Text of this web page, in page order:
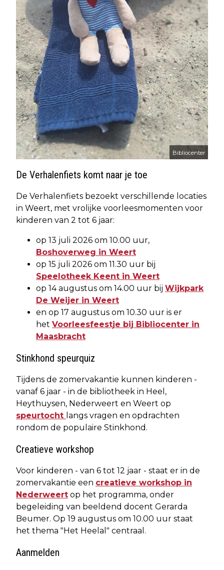
Bibliocenter
De Verhalenfiets komt naar je toe
De Verhalenfiets bezoekt verschillende locaties
in Weert, met vrolijke voorleesmomenten voor
kinderen van 2 tot 6 jaar:
op 13 juli 2026 om 10.00 uur,
Boshoverweg in Weert
op 15 juli 2026 om 11.30 uur bij
Speelotheek Keent in Weert
op 14 augustus om 14.00 uur bij Wijkpark
De Weijer in Weert
en op 17 augustus om 10.30 uur is er
het Voorleesfeestje bij Bibliocenter in
Maasbracht
Stinkhond speurquiz
Tijdens de zomervakantie kunnen kinderen -
vanaf 6 jaar - in de bibliotheek in Heel,
Heythuysen, Nederweert en Weert op
speurtocht langs vragen en opdrachten
rondom de populaire Stinkhond.
Creatieve workshop
Voor kinderen - van 6 tot 12 jaar - staat er in de
zomervakantie een creatieve workshop in
Nederweert op het programma, onder
begeleiding van beeldend docent Gerarda
Beumer. Op 19 augustus om 10.00 uur staat
het thema "Het Heelal" centraal.
Aanmelden